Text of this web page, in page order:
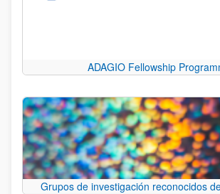
ADAGIO Fellowship
Grupos de investigación reconocidos